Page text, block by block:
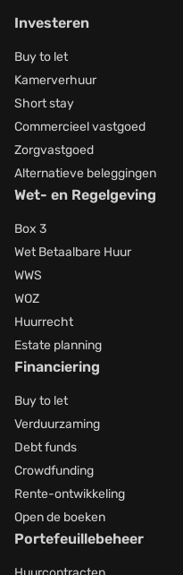
Investeren
Buy to let
Kamerverhuur
Short stay
Commercieel vastgoed
Zorgvastgoed
Alternatieve beleggingen
Wet- en Regelgeving
Box 3
Wet Betaalbare Huur
WWS
WOZ
Huurrecht
Estate planning
Financiering
Buy to let
Verduurzaming
Debt funds
Crowdfunding
Rente-ontwikkeling
Open de boeken
Portefeuillebeheer